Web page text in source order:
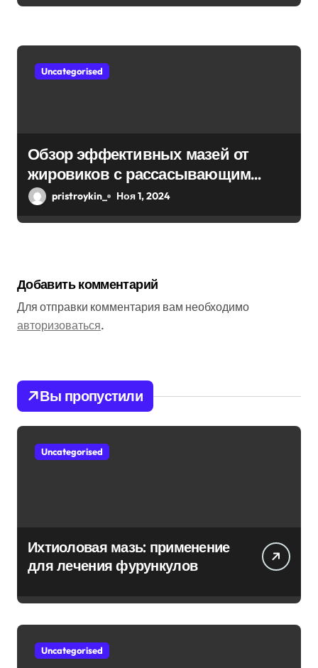
Uncategorised
Обзор эффективных мазей от
жировиков с рассасывающим
эффектом
pristroykin_ Ноя 1, 2024
Добавить комментарий
Для отправки комментария вам необходимо
авторизоваться.
Вы пропустили
Uncategorised
Ихтиоловая мазь: применение
для лечения фурункулов
Uncategorised